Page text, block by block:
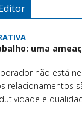
uma
não está
relacionamentos
e